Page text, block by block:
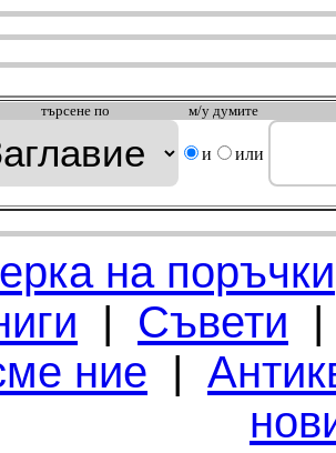
търсeне по м/у думите
и или
на поръчки
| Съвети
ние |